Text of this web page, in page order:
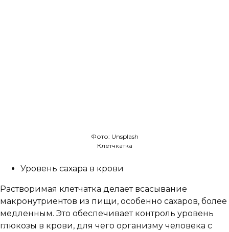
Фото: Unsplash
Клетчкатка
Уровень сахара в крови
Растворимая клетчатка делает всасывание
макронутриентов из пищи, особенно сахаров, более
медленным. Это обеспечивает контроль уровень
глюкозы в крови, для чего организму человека с